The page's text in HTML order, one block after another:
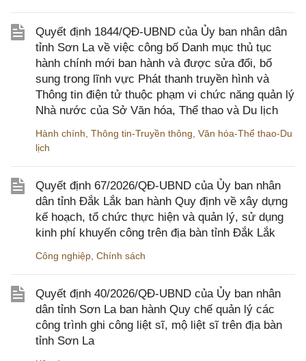
Quyết định 1844/QĐ-UBND của Ủy ban nhân dân
tỉnh Sơn La về việc công bố Danh mục thủ tục
hành chính mới ban hành và được sửa đổi, bổ
sung trong lĩnh vực Phát thanh truyền hình và
Thông tin điện tử thuộc phạm vi chức năng quản lý
Nhà nước của Sở Văn hóa, Thể thao và Du lịch
Hành chính Thông tin-Truyền thông Văn hóa-Thể thao-Du
lịch
Quyết định 67/2026/QĐ-UBND của Ủy ban nhân
dân tỉnh Đắk Lắk ban hành Quy định về xây dựng
kế hoạch, tổ chức thực hiện và quản lý, sử dụng
kinh phí khuyến công trên địa bàn tỉnh Đắk Lắk
Công nghiệp Chính sách
Quyết định 40/2026/QĐ-UBND của Ủy ban nhân
dân tỉnh Sơn La ban hành Quy chế quản lý các
công trình ghi công liệt sĩ, mộ liệt sĩ trên địa bàn
tỉnh Sơn La